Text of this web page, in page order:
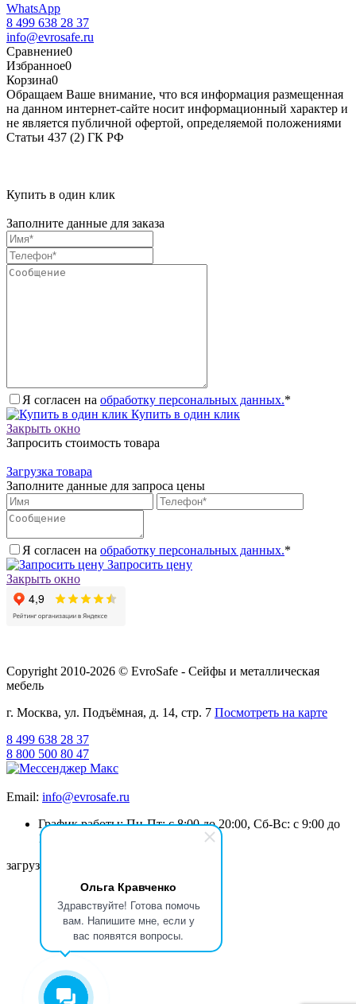
Ольга Кравченко
Здравствуйте! Готова помочь
вам. Напишите мне, если у
вас появятся вопросы.
WhatsApp
8 499 638 28 37
info@evrosafe.ru
Сравнение0
Избранное0
Корзина0
Обращаем Ваше внимание, что вся информация размещенная
на данном интернет-сайте носит информационный характер и
не является публичной офертой, определяемой положениями
Статьи 437 (2) ГК РФ
Купить в один клик
Заполните данные для заказа
Я согласен на обработку персональных данных.*
Купить в один клик
Закрыть окно
Запросить стоимость товара
Загрузка товара
Заполните данные для запроса цены
Я согласен на обработку персональных данных.*
Запросить цену
Закрыть окно
Copyright 2010-2026 © EvroSafe - Сейфы и металлическая
мебель
г. Москва, ул. Подъёмная, д. 14, стр. 7 Посмотреть на карте
8 499 638 28 37
8 800 500 80 47
Email: info@evrosafe.ru
График работы: Пн-Пт: с 8:00 до 20:00, Сб-Вс: с 9:00 до
19:00
загрузка карты...